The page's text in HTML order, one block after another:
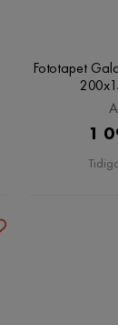
Fototapet
1